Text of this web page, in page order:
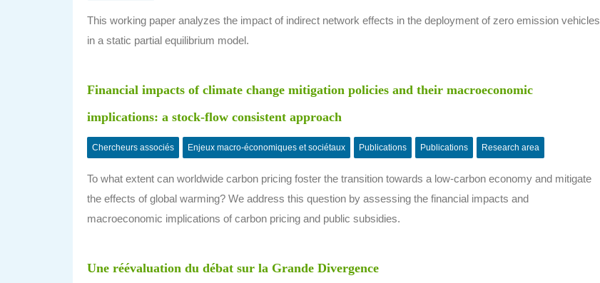
This working paper analyzes the impact of indirect network effects in the deployment of zero emission vehicles
in a static partial equilibrium model.
Financial impacts of climate change mitigation policies and their macroeconomic
implications: a stock-flow consistent approach
Chercheurs associés Enjeux macro-économiques et sociétaux Publications Publications Research area
To what extent can worldwide carbon pricing foster the transition towards a low-carbon economy and mitigate
the effects of global warming? We address this question by assessing the financial impacts and
macroeconomic implications of carbon pricing and public subsidies.
Une réévaluation du débat sur la Grande Divergence